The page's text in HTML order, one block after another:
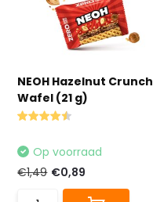
NEOH Hazelnut Crunch
Wafel (21 g)
Op voorraad
€1,49 €0,89